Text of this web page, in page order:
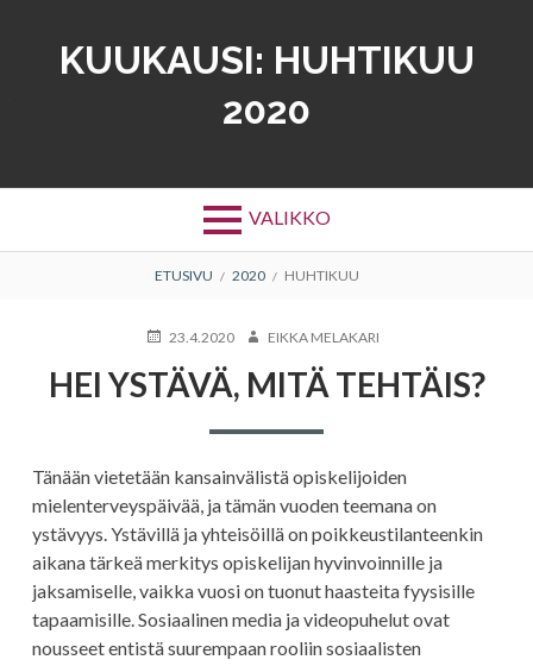
sisältöönKUUKAUSI: HUHTIKUU
2020
VALIKKO
MURUPOLKU
ETUSIVU 2020 HUHTIKUU
JULKAISTU
23.4.2020 KIRJOITTAJA
EIKKA MELAKARI
HEI YSTÄVÄ, MITÄ TEHTÄIS?
Tänään vietetään kansainvälistä opiskelijoiden
mielenterveyspäivää, ja tämän vuoden teemana on
ystävyys. Ystävillä ja yhteisöillä on poikkeustilanteenkin
aikana tärkeä merkitys opiskelijan hyvinvoinnille ja
jaksamiselle, vaikka vuosi on tuonut haasteita fyysisille
tapaamisille. Sosiaalinen media ja videopuhelut ovat
nousseet entistä suurempaan rooliin sosiaalisten